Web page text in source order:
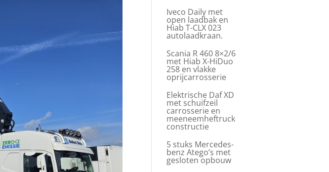
Iveco Daily met
open laadbak en
Hiab T-CLX 023
autolaadkraan.
Scania R 460 8×2/6
met Hiab X-HiDuo
258 en vlakke
oprijcarrosserie
Elektrische Daf XD
met schuifzeil
carrosserie en
meeneemheftruck
constructie
5 stuks Mercedes-
benz Atego’s met
gesloten opbouw